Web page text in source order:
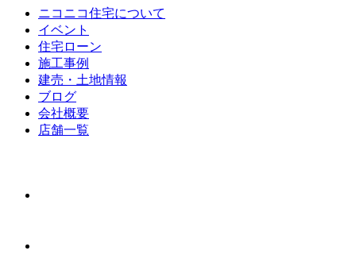
ニコニコ住宅について
イベント
住宅ローン
施⼯事例
建売・⼟地情報
ブログ
会社概要
店舗⼀覧